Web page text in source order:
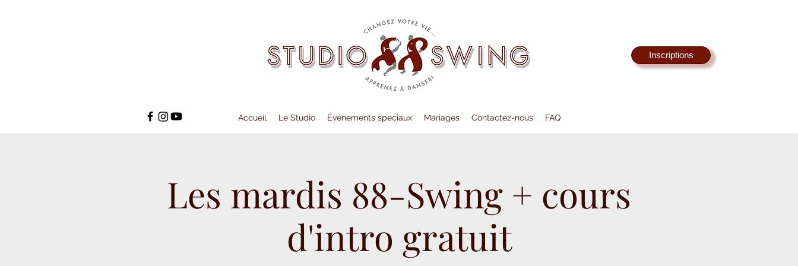
Inscriptions
Accueil Le Studio Événements spéciaux Mariages Contactez-nous FAQ
Les mardis 88-Swing + cours
d'intro gratuit